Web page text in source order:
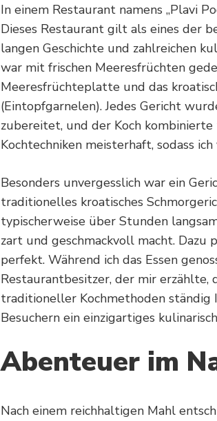
In einem Restaurant namens „Plavi
Dieses Restaurant gilt als eines der
langen Geschichte und zahlreichen
war mit frischen Meeresfrüchten
Meeresfrüchteplatte und das
(Eintopfgarnelen). Jedes Gericht
zubereitet, und der Koch
Kochtechniken meisterhaft, sodass
Besonders unvergesslich war ein
traditionelles kroatisches
typischerweise über Stunden
zart und geschmackvoll macht. Dazu
perfekt. Während ich das Essen
Restaurantbesitzer, der mir
traditioneller Kochmethoden ständig
Besuchern ein einzigartiges
Abenteuer im
Nach einem reichhaltigen Mahl